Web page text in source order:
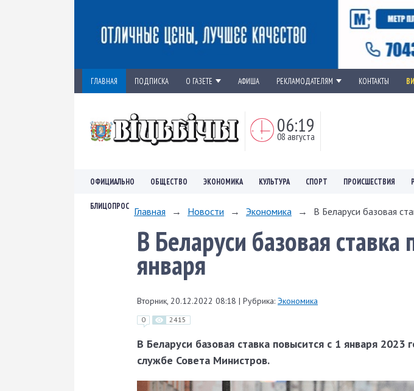
ГЛАВНАЯ ПОДПИСКА О ГАЗЕТЕ АФИША РЕКЛАМОДАТЕЛЯМ КОНТАКТЫ
06:19
08 августа
ОФИЦИАЛЬНО ОБЩЕСТВО ЭКОНОМИКА КУЛЬТУРА СПОРТ ПРОИСШЕСТВИЯ
БЛИЦОПРОС Главная → Новости → Экономика → В Беларуси базовая
В Беларуси базовая ставка
января
Вторник, 20.12.2022 08:18 | Рубрика: Экономика
0 2415
В Беларуси базовая ставка повысится с 1 января 2023
службе Совета Министров.